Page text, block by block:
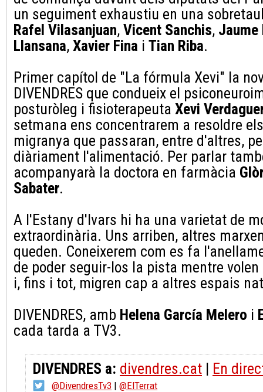
un seguiment exhaustiu en una
Rafel Vilasanjuan, Vicent Sanchis, Jaume
Llansana, Xavier Fina i Tian Riba.
Primer capítol de "La fórmula Xevi" la
DIVENDRES que condueix el
posturòleg i fisioterapeuta Xevi
setmana ens concentrarem a resoldre
migranya que passaran, entre d'altres,
diàriament l'alimentació. Per parlar
acompanyarà la doctora en farmàcia
Sabater.
A l'Estany d'Ivars hi ha una varietat de
extraordinària. Uns arriben, altres
queden. Coneixerem com es fa
de poder seguir-los la pista mentre
i, fins i tot, migren cap a altres espais
DIVENDRES, amb Helena García Melero i
cada tarda a TV3.
DIVENDRES a: divendres.cat | En
@DivendresTv3 |@ElTerrat